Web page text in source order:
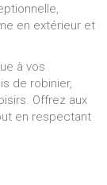
en extérieur et
à vos
de robinier,
Offrez aux
en respectant